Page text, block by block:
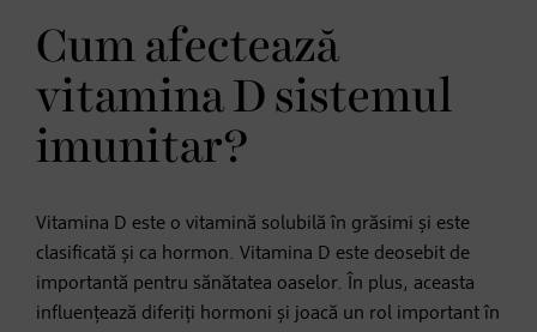
Cum afectează
vitamina D sistemul
imunitar?
Vitamina D este o vitamină solubilă în grăsimi și este
clasificată și ca hormon. Vitamina D este deosebit de
importantă pentru sănătatea oaselor. În plus, aceasta
influențează diferiți hormoni și joacă un rol important în